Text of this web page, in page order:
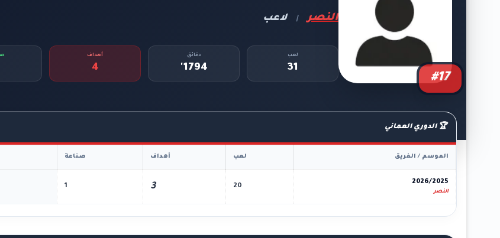
#17
النصر | لاعب
لعب
31
دقائق
1794'
أهداف
4
🏆 الدوري العماني
الموسم / الفريق لعب أهداف صناعة
2026/2025
النصر
20
3
1